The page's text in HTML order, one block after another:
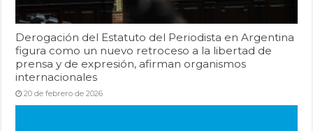
Derogación del Estatuto del Periodista en Argentina
figura como un nuevo retroceso a la libertad de
prensa y de expresión, afirman organismos
internacionales
20 de febrero de 2026